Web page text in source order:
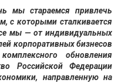
мы стараемся привлечь
с которыми сталкивается
мы — от индивидуальных
корпоративных бизнесов
обновления
Российской Федерации
направленную на